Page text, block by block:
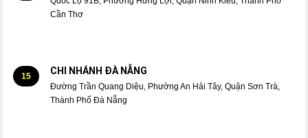
Cần Thơ
15 CHI NHÁNH ĐÀ NẴNG
Đường Trần Quang Diệu, Phường An Hải Tây, Quận Sơn Trà,
Thành Phố Đà Nẵng